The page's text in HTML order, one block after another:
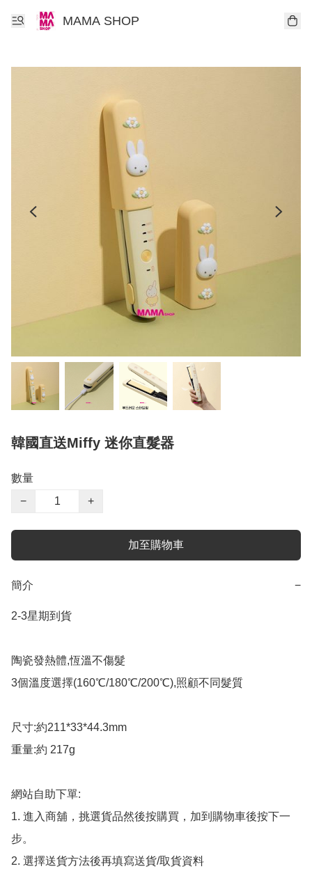
MAMA SHOP
韓國直送Miffy 迷你直髮器
數量
−
+
加至購物車
簡介 −
2-3星期到貨
陶瓷發熱體,恆溫不傷髮
3個溫度選擇(160℃/180℃/200℃),照顧不同髮質
尺寸:約211*33*44.3mm
重量:約 217g
網站自助下單:
1. 進入商舖，挑選貨品然後按購買，加到購物車後按下一
步。
2. 選擇送貨方法後再填寫送貨/取貨資料